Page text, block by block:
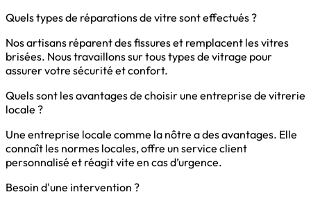
Quels types de réparations de vitre sont effectués ?
Nos artisans réparent des fissures et remplacent les vitres
brisées. Nous travaillons sur tous types de vitrage pour
assurer votre sécurité et confort.
Quels sont les avantages de choisir une entreprise de vitrerie
locale ?
Une entreprise locale comme la nôtre a des avantages. Elle
connaît les normes locales, offre un service client
personnalisé et réagit vite en cas d’urgence.
Besoin d'une intervention ?